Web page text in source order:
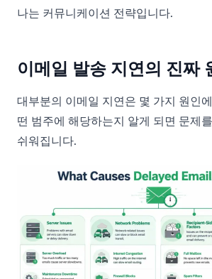
나는 커뮤니케이션 전략입니다.
이메일 발송 지연의 진짜
대부분의 이메일 지연은 몇 가지 원인
떤 범주에 해당하는지 알게 되면 문제
쉬워집니다.